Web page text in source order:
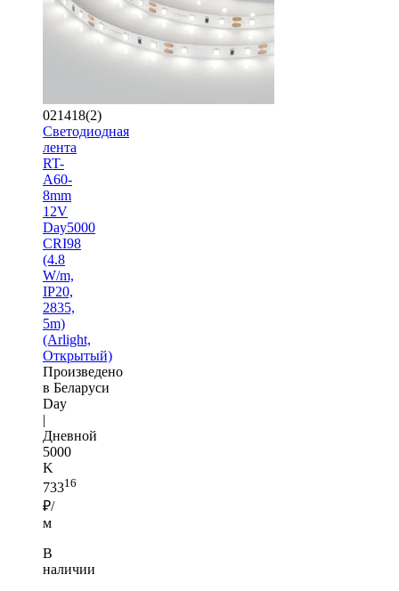
021418(2)
Светодиодная
лента
RT-
A60-
8mm
12V
Day5000
CRI98
(4.8
W/m,
IP20,
2835,
5m)
(Arlight,
Открытый)
Произведено
в Беларуси
Day
|
Дневной
5000
K
73316
₽/
м
В
наличии